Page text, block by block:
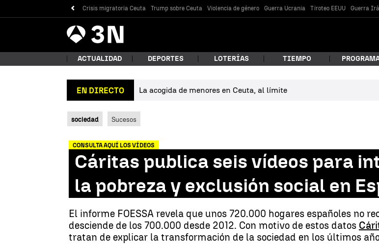
Crisis migratoria Ceuta Trump sobre Ceuta Violencia de género Guerra Ucrania Tiroteo EEUU Guerra
Antena
3 Noticias
ACTUALIDAD DEPORTES LOTERÍAS TIEMPO
EN DIRECTO La acogida de menores en Ceuta, al límite
sociedad Sucesos
CONSULTA AQUÍ LOS VÍDEOS
Cáritas publica seis vídeos para
la pobreza y exclusión social en
El informe FOESSA revela que unos 720.000 hogares españoles no
desciende de los 700.000 desde 2012. Con motivo de estos datos
tratan de explicar la transformación de la sociedad en los últimos